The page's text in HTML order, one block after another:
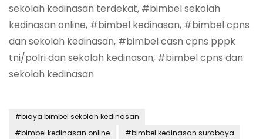
sekolah kedinasan terdekat, #bimbel sekolah
kedinasan online, #bimbel kedinasan, #bimbel cpns
dan sekolah kedinasan, #bimbel casn cpns pppk
tni/polri dan sekolah kedinasan, #bimbel cpns dan
sekolah kedinasan
#biaya bimbel sekolah kedinasan
#bimbel kedinasan online
#bimbel kedinasan surabaya